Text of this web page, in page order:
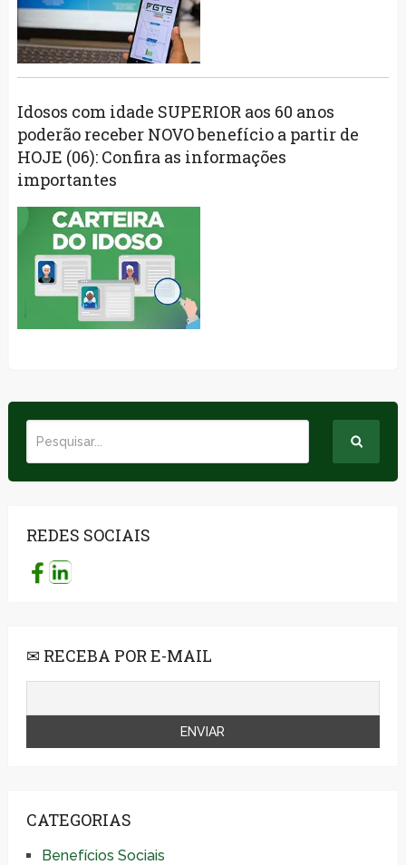
Idosos com idade SUPERIOR aos 60 anos
poderão receber NOVO benefício a partir de
HOJE (06): Confira as informações
importantes
REDES SOCIAIS
✉ RECEBA POR E-MAIL
CATEGORIAS
Benefícios Sociais